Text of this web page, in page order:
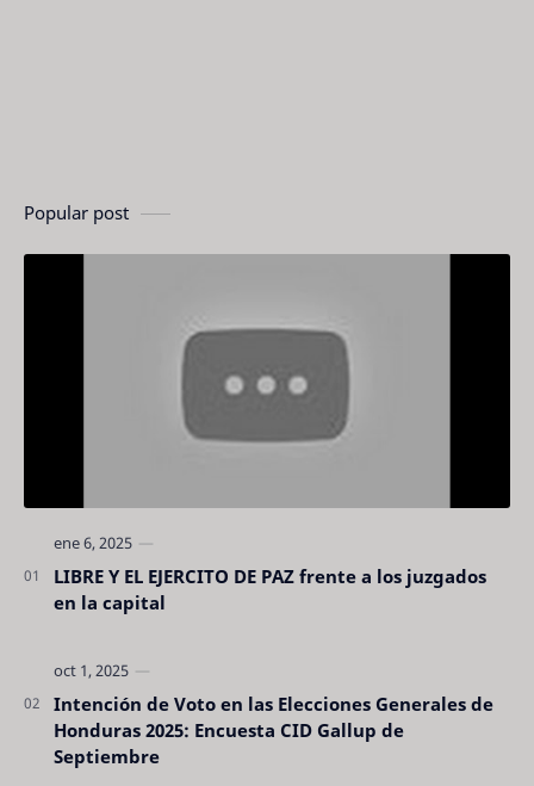
Popular post
LIBRE Y EL EJERCITO DE PAZ frente a los juzgados
en la capital
Intención de Voto en las Elecciones Generales de
Honduras 2025: Encuesta CID Gallup de
Septiembre